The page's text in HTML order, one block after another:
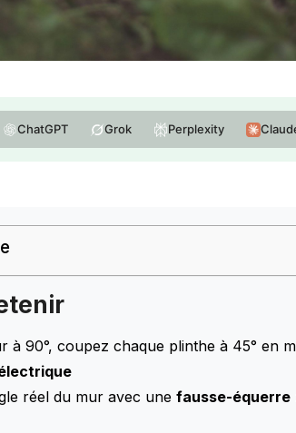
ChatGPT Grok Perplexity
à 90°, coupez chaque plinthe à 45° en
réel du mur avec une fausse-équerre